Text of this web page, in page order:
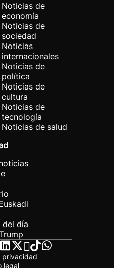
Noticias de
economía
Noticias de
sociedad
Noticias
internacionales
Noticias de
política
Noticias de
cultura
Noticias de
tecnología
Noticias de salud
del día
privacidad
legal